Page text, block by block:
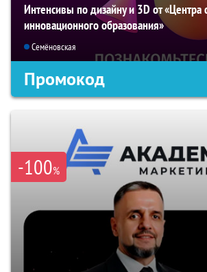
Интенсивы по дизайну и 3D от «Центра
инновационного образования»
Семёновская
Промокод
-100%